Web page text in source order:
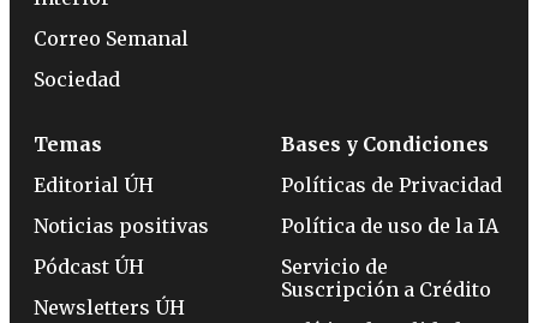
Correo Semanal
Sociedad
Temas
Editorial ÚH
Noticias positivas
Pódcast ÚH
Newsletters ÚH
Bases y Condiciones
Políticas de Privacidad
Política de uso de la IA
Servicio de
Suscripción a Crédito